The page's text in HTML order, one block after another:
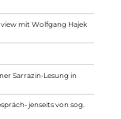
mit Wolfgang Hajek
Sarrazin-Lesung in
jenseits von sog.